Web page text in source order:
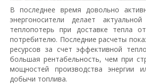
В последнее время довольно
энергоносители делает
теплопотерь при доставке тепла
потребителю. Последние расчеты
ресурсов за счет эффективной
большая рентабельность, чем при
мощностей производства энергии
добычи топлива.